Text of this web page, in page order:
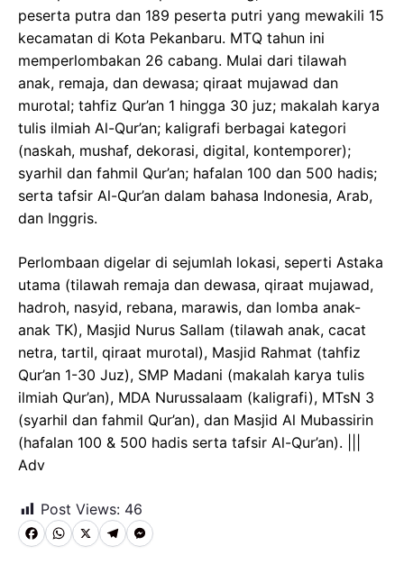
peserta putra dan 189 peserta putri yang mewakili 15
kecamatan di Kota Pekanbaru. MTQ tahun ini
memperlombakan 26 cabang. Mulai dari tilawah
anak, remaja, dan dewasa; qiraat mujawad dan
murotal; tahfiz Qur’an 1 hingga 30 juz; makalah karya
tulis ilmiah Al-Qur’an; kaligrafi berbagai kategori
(naskah, mushaf, dekorasi, digital, kontemporer);
syarhil dan fahmil Qur’an; hafalan 100 dan 500 hadis;
serta tafsir Al-Qur’an dalam bahasa Indonesia, Arab,
dan Inggris.
Perlombaan digelar di sejumlah lokasi, seperti Astaka
utama (tilawah remaja dan dewasa, qiraat mujawad,
hadroh, nasyid, rebana, marawis, dan lomba anak-
anak TK), Masjid Nurus Sallam (tilawah anak, cacat
netra, tartil, qiraat murotal), Masjid Rahmat (tahfiz
Qur’an 1-30 Juz), SMP Madani (makalah karya tulis
ilmiah Qur’an), MDA Nurussalaam (kaligrafi), MTsN 3
(syarhil dan fahmil Qur’an), dan Masjid Al Mubassirin
(hafalan 100 & 500 hadis serta tafsir Al-Qur’an). |||
Adv
Post Views: 46
F WX T M